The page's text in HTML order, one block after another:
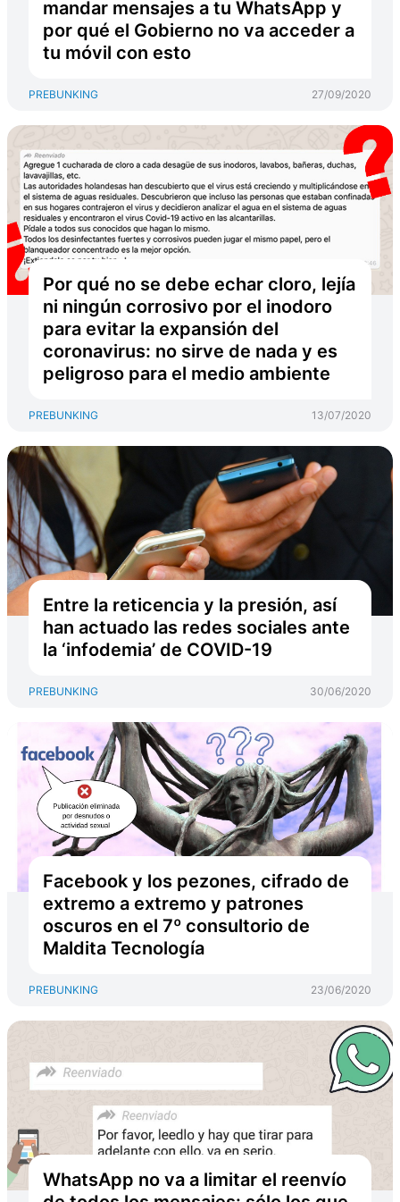
mandar mensajes a tu WhatsApp y
por qué el Gobierno no va acceder a
tu móvil con esto
PREBUNKING 27/09/2020
Por qué no se debe echar cloro, lejía
ni ningún corrosivo por el inodoro
para evitar la expansión del
coronavirus: no sirve de nada y es
peligroso para el medio ambiente
PREBUNKING 13/07/2020
Entre la reticencia y la presión, así
han actuado las redes sociales ante
la ‘infodemia’ de COVID-19
PREBUNKING 30/06/2020
Facebook y los pezones, cifrado de
extremo a extremo y patrones
oscuros en el 7º consultorio de
Maldita Tecnología
PREBUNKING 23/06/2020
WhatsApp no va a limitar el reenvío